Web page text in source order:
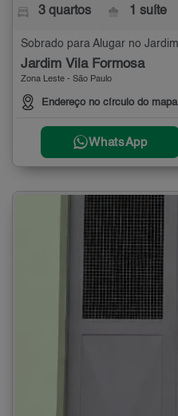
3 quartos 1 suíte
Jardim Vila Formosa
Zona Leste - São Paulo
Endereço no círculo do mapa
WhatsApp